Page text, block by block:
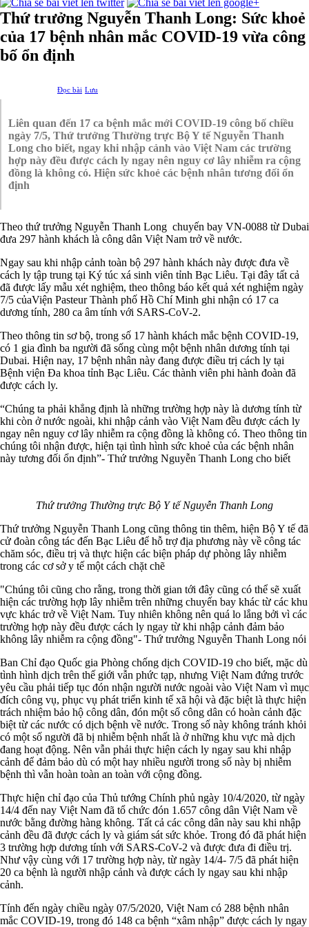
Thứ trưởng Nguyễn Thanh Long: Sức khoẻ
của 17 bệnh nhân mắc COVID-19 vừa công
bố ổn định
Đọc bài Lưu
Liên quan đến 17 ca bệnh mắc mới COVID-19 công bố chiều
ngày 7/5, Thứ trưởng Thường trực Bộ Y tế Nguyễn Thanh
Long cho biết, ngay khi nhập cảnh vào Việt Nam các trường
hợp này đều được cách ly ngay nên nguy cơ lây nhiễm ra cộng
đồng là không có. Hiện sức khoẻ các bệnh nhân tương đối ổn
định
Theo thứ trưởng Nguyễn Thanh Long chuyến bay VN-0088 từ Dubai
đưa 297 hành khách là công dân Việt Nam trở về nước.
Ngay sau khi nhập cảnh toàn bộ 297 hành khách này được đưa về
cách ly tập trung tại Ký túc xá sinh viên tỉnh Bạc Liêu. Tại đây tất cả
đã được lấy mẫu xét nghiệm, theo thông báo kết quả xét nghiệm ngày
7/5 củaViện Pasteur Thành phố Hồ Chí Minh ghi nhận có 17 ca
dương tính, 280 ca âm tính với SARS-CoV-2.
Theo thông tin sơ bộ, trong số 17 hành khách mắc bệnh COVID-19,
có 1 gia đình ba người đã sống cùng một bệnh nhân dương tính tại
Dubai. Hiện nay, 17 bệnh nhân này đang được điều trị cách ly tại
Bệnh viện Đa khoa tỉnh Bạc Liêu. Các thành viên phi hành đoàn đã
được cách ly.
“Chúng ta phải khẳng định là những trường hợp này là dương tính từ
khi còn ở nước ngoài, khi nhập cảnh vào Việt Nam đều được cách ly
ngay nên nguy cơ lây nhiễm ra cộng đồng là không có. Theo thông tin
chúng tôi nhận được, hiện tại tình hình sức khoẻ của các bệnh nhân
này tương đối ổn định”- Thứ trưởng Nguyễn Thanh Long cho biết
Thứ trưởng Thường trực Bộ Y tế Nguyễn Thanh Long
Thứ trưởng Nguyễn Thanh Long cũng thông tin thêm, hiện Bộ Y tế đã
cử đoàn công tác đến Bạc Liêu để hỗ trợ địa phương này về công tác
chăm sóc, điều trị và thực hiện các biện pháp dự phòng lây nhiễm
trong các cơ sở y tế một cách chặt chẽ
"Chúng tôi cũng cho rằng, trong thời gian tới đây cũng có thể sẽ xuất
hiện các trường hợp lây nhiễm trên những chuyến bay khác từ các khu
vực khác trở về Việt Nam. Tuy nhiên không nên quá lo lắng bởi vì các
trường hợp này đều được cách ly ngay từ khi nhập cảnh đảm bảo
không lây nhiễm ra cộng đồng"- Thứ trưởng Nguyễn Thanh Long nói
Ban Chỉ đạo Quốc gia Phòng chống dịch COVID-19 cho biết, mặc dù
tình hình dịch trên thế giới vẫn phức tạp, nhưng Việt Nam đứng trước
yêu cầu phải tiếp tục đón nhận người nước ngoài vào Việt Nam vì mục
đích công vụ, phục vụ phát triển kinh tế xã hội và đặc biệt là thực hiện
trách nhiệm bảo hộ công dân, đón một số công dân có hoàn cảnh đặc
biệt từ các nước có dịch bệnh về nước. Trong số này không tránh khỏi
có một số người đã bị nhiễm bệnh nhất là ở những khu vực mà dịch
đang hoạt động. Nên vẫn phải thực hiện cách ly ngay sau khi nhập
cảnh để đảm bảo dù có một hay nhiều người trong số này bị nhiễm
bệnh thì vẫn hoàn toàn an toàn với cộng đồng.
Thực hiện chỉ đạo của Thủ tướng Chính phủ ngày 10/4/2020, từ ngày
14/4 đến nay Việt Nam đã tổ chức đón 1.657 công dân Việt Nam về
nước bằng đường hàng không. Tất cả các công dân này sau khi nhập
cảnh đều đã được cách ly và giám sát sức khỏe. Trong đó đã phát hiện
3 trường hợp dương tính với SARS-CoV-2 và được đưa đi điều trị.
Như vậy cùng với 17 trường hợp này, từ ngày 14/4- 7/5 đã phát hiện
20 ca bệnh là người nhập cảnh và được cách ly ngay sau khi nhập
cảnh.
Tính đến ngày chiều ngày 07/5/2020, Việt Nam có 288 bệnh nhân
mắc COVID-19, trong đó 148 ca bệnh “xâm nhập” được cách ly ngay